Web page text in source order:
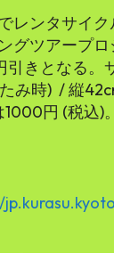
レンタサイ
グツアープ
きとなる。
み時) / 縦
円 (税込)。